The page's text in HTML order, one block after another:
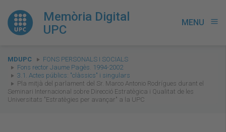
Memòria Digital
UPC
MENU menu
You
are
here:
MDUPC
FONS PERSONALS I SOCIALS
Fons rector Jaume Pagès. 1994-2002
3.1. Actes públics: "clàssics" i singulars
Pla mitjà del parlament del Sr. Marco Antonio Rodrígues durant el
Seminari Internacional sobre Direcció Estratègica i Qualitat de les
Universitats "Estratègies per avançar" a la UPC